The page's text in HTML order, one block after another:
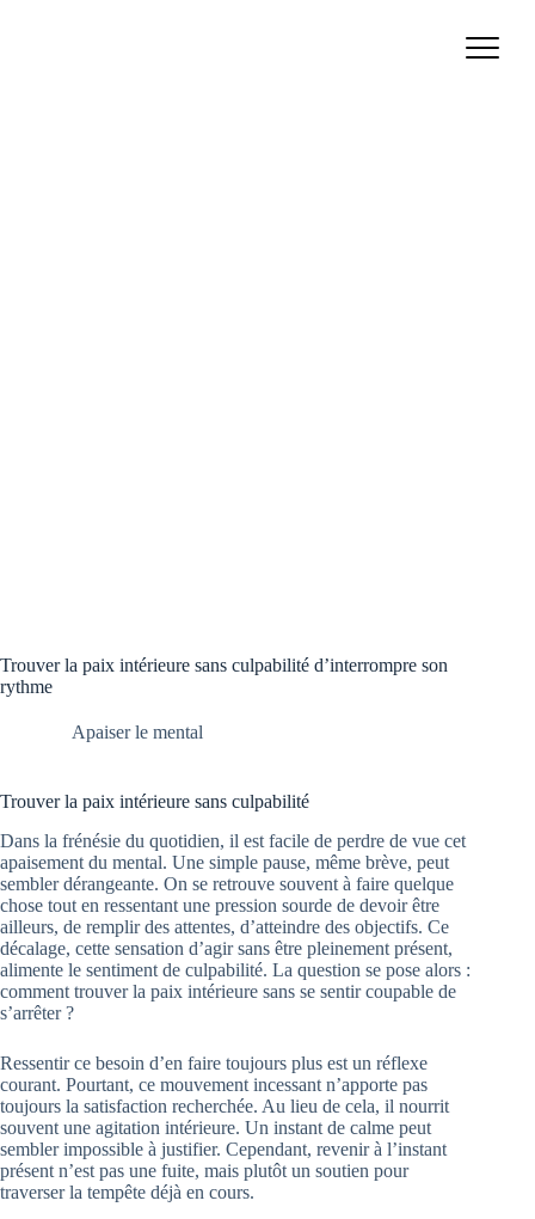
Trouver la paix intérieure sans culpabilité d’interrompre son
rythme
Apaiser le mental
Trouver la paix intérieure sans culpabilité
Dans la frénésie du quotidien, il est facile de perdre de vue cet
apaisement du mental. Une simple pause, même brève, peut
sembler dérangeante. On se retrouve souvent à faire quelque
chose tout en ressentant une pression sourde de devoir être
ailleurs, de remplir des attentes, d’atteindre des objectifs. Ce
décalage, cette sensation d’agir sans être pleinement présent,
alimente le sentiment de culpabilité. La question se pose alors :
comment trouver la paix intérieure sans se sentir coupable de
s’arrêter ?
Ressentir ce besoin d’en faire toujours plus est un réflexe
courant. Pourtant, ce mouvement incessant n’apporte pas
toujours la satisfaction recherchée. Au lieu de cela, il nourrit
souvent une agitation intérieure. Un instant de calme peut
sembler impossible à justifier. Cependant, revenir à l’instant
présent n’est pas une fuite, mais plutôt un soutien pour
traverser la tempête déjà en cours.